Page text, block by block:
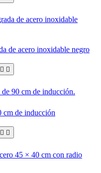
de acero inoxidable negro
 
cm de inducción
 